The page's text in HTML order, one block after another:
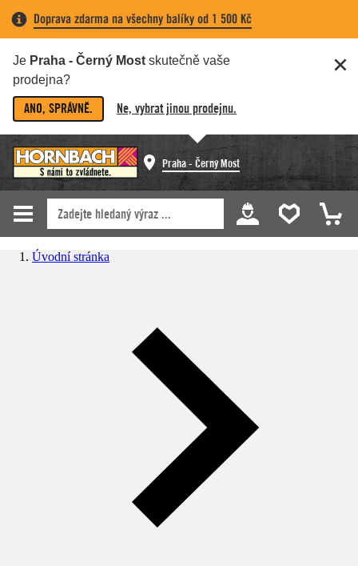
Doprava zdarma na všechny balíky od 1 500 Kč
Je Praha - Černý Most skutečně vaše
prodejna?
ANO, SPRÁVNĚ. Ne, vybrat jinou prodejnu.
Praha - Černý Most
Úvodní stránka